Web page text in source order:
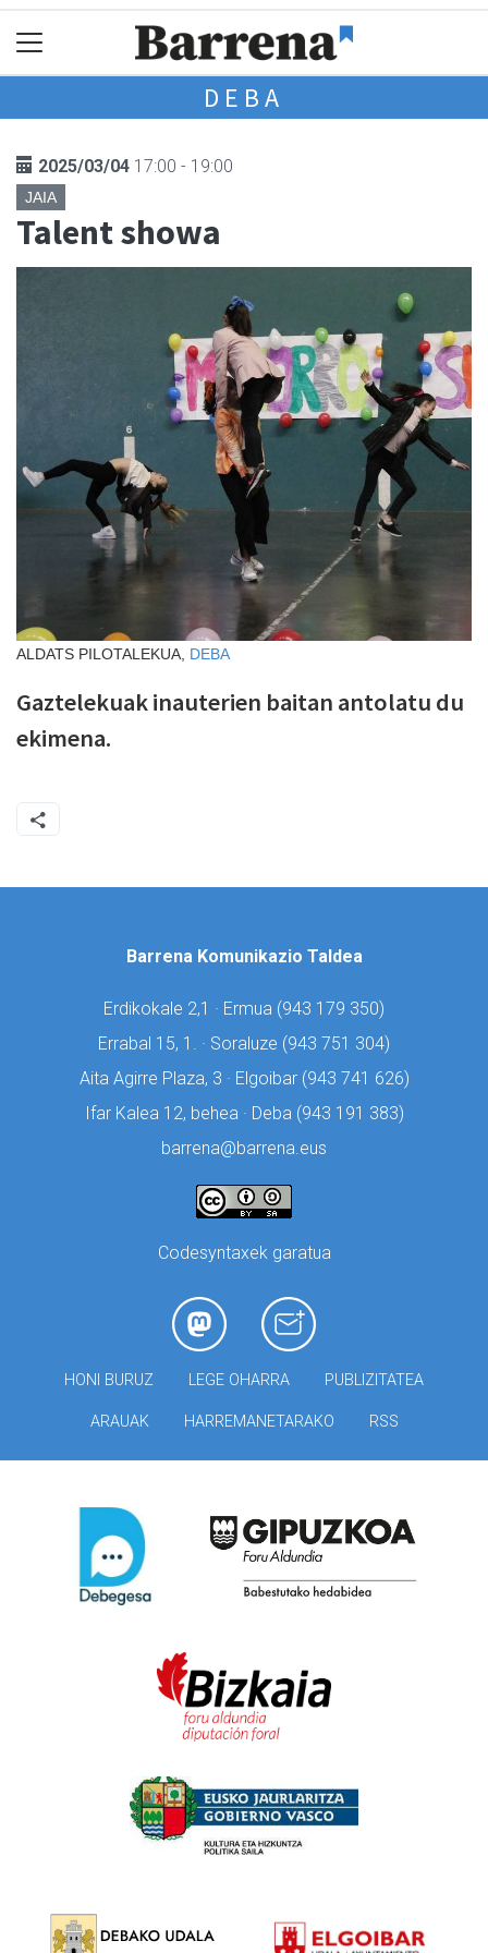
DEBA
2025/03/04 17:00 - 19:00
JAIA
Talent showa
ALDATS PILOTALEKUA, DEBA
Gaztelekuak inauterien baitan antolatu du
ekimena.
Barrena Komunikazio Taldea
Erdikokale 2,1 · Ermua (943 179 350)
Errabal 15, 1. · Soraluze (943 751 304)
Aita Agirre Plaza, 3 · Elgoibar (943 741 626)
Ifar Kalea 12, behea · Deba (943 191 383)
barrena@barrena.eus
Codesyntaxek garatua
HONI BURUZ LEGE OHARRA PUBLIZITATEA
ARAUAK HARREMANETARAKO RSS